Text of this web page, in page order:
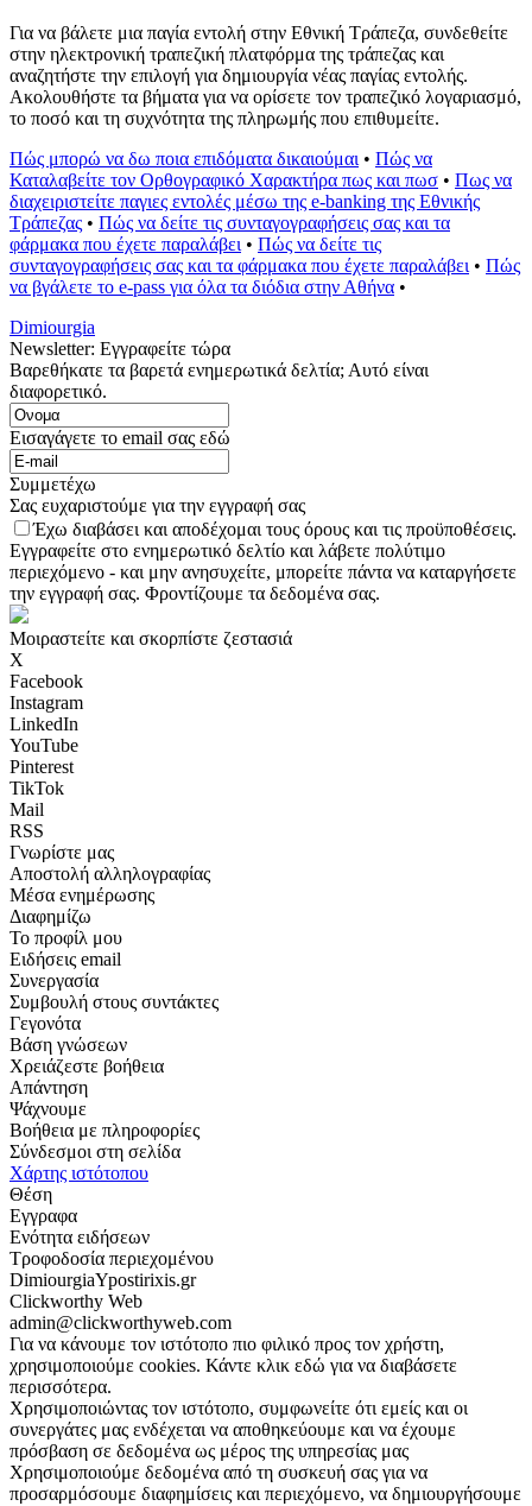
Για να βάλετε μια παγία εντολή στην Εθνική Τράπεζα, συνδεθείτε
στην ηλεκτρονική τραπεζική πλατφόρμα της τράπεζας και
αναζητήστε την επιλογή για δημιουργία νέας παγίας εντολής.
Ακολουθήστε τα βήματα για να ορίσετε τον τραπεζικό λογαριασμό,
το ποσό και τη συχνότητα της πληρωμής που επιθυμείτε.
Πώς μπορώ να δω ποια επιδόματα δικαιούμαι • Πώς να
Καταλαβείτε τον Ορθογραφικό Χαρακτήρα πως και πωσ • Πως να
διαχειριστείτε παγιες εντολές μέσω της e-banking της Εθνικής
Τράπεζας • Πώς να δείτε τις συνταγογραφήσεις σας και τα
φάρμακα που έχετε παραλάβει • Πώς να δείτε τις
συνταγογραφήσεις σας και τα φάρμακα που έχετε παραλάβει • Πώς
να βγάλετε το e-pass για όλα τα διόδια στην Αθήνα •
Dimiourgia
Newsletter: Εγγραφείτε τώρα
Βαρεθήκατε τα βαρετά ενημερωτικά δελτία; Αυτό είναι
διαφορετικό.
Εισαγάγετε το email σας εδώ
Συμμετέχω
Σας ευχαριστούμε για την εγγραφή σας
Έχω διαβάσει και αποδέχομαι τους όρους και τις προϋποθέσεις.
Εγγραφείτε στο ενημερωτικό δελτίο και λάβετε πολύτιμο
περιεχόμενο - και μην ανησυχείτε, μπορείτε πάντα να καταργήσετε
την εγγραφή σας. Φροντίζουμε τα δεδομένα σας.
Μοιραστείτε και σκορπίστε ζεστασιά
X
Facebook
Instagram
LinkedIn
YouTube
Pinterest
TikTok
Mail
RSS
Γνωρίστε μας
Αποστολή αλληλογραφίας
Μέσα ενημέρωσης
Διαφημίζω
Το προφίλ μου
Ειδήσεις email
Συνεργασία
Συμβουλή στους συντάκτες
Γεγονότα
Βάση γνώσεων
Χρειάζεστε βοήθεια
Απάντηση
Ψάχνουμε
Βοήθεια με πληροφορίες
Σύνδεσμοι στη σελίδα
Χάρτης ιστότοπου
Θέση
Εγγραφα
Ενότητα ειδήσεων
Τροφοδοσία περιεχομένου
DimiourgiaYpostirixis.gr
Clickworthy Web
admin@clickworthyweb.com
Για να κάνουμε τον ιστότοπο πιο φιλικό προς τον χρήστη,
χρησιμοποιούμε cookies. Κάντε κλικ εδώ για να διαβάσετε
περισσότερα.
Χρησιμοποιώντας τον ιστότοπο, συμφωνείτε ότι εμείς και οι
συνεργάτες μας ενδέχεται να αποθηκεύουμε και να έχουμε
πρόσβαση σε δεδομένα ως μέρος της υπηρεσίας μας
Χρησιμοποιούμε δεδομένα από τη συσκευή σας για να
προσαρμόσουμε διαφημίσεις και περιεχόμενο, να δημιουργήσουμε